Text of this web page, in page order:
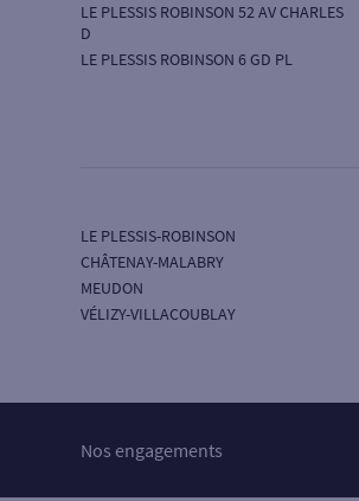
LE PLESSIS ROBINSON 52 AV CHARLES
D
LE PLESSIS ROBINSON 6 GD PL
LE PLESSIS-ROBINSON
CHÂTENAY-MALABRY
MEUDON
VÉLIZY-VILLACOUBLAY
Nos engagements